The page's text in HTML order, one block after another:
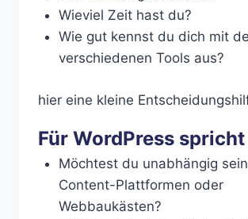
Wieviel Zeit hast du?
Wie gut kennst du dich mit
verschiedenen Tools aus?
hier eine kleine
Für WordPress spricht
Möchtest du unabhängig
Content-Plattformen oder
Webbaukästen?